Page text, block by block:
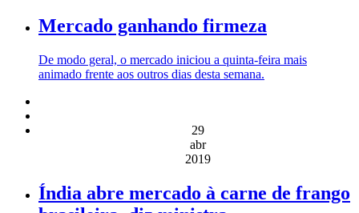
Mercado ganhando firmeza
De modo geral, o mercado iniciou a quinta-feira mais
animado frente aos outros dias desta semana.
29
abr
2019
Índia abre mercado à carne de frango